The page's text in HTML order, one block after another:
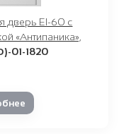
дверь EI-60 с
«Антипаника»,
01-1820